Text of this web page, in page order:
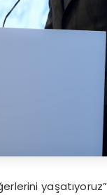
yaşatıyoruz”